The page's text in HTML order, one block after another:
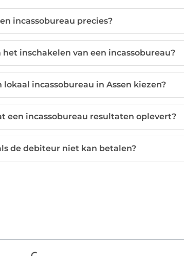
incassobureau precies?
inschakelen van een incassobureau?
lokaal incassobureau in Assen kiezen?
een incassobureau resultaten oplevert?
de debiteur niet kan betalen?